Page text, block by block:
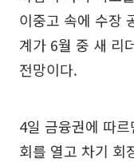
이중고 속에 수장
계가 6월 중 새 리
전망이다.
4일 금융권에 따
회를 열고 차기 회